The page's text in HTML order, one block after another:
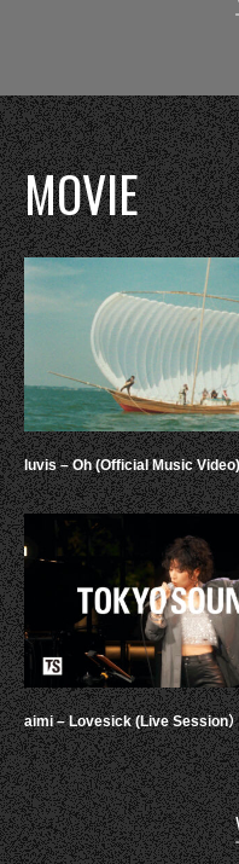
MOVIE
luvis – Oh (Official Music Video)
aimi – Lovesick (Live Session